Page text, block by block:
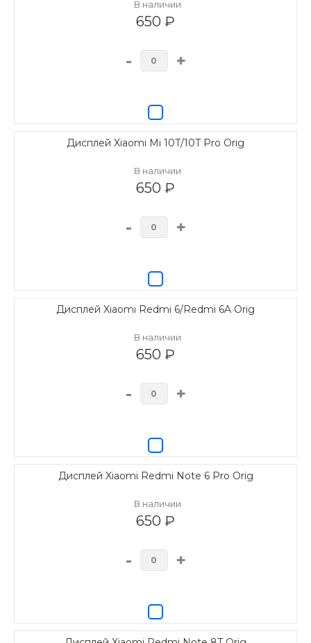
В наличии
650 ₽
- +
Дисплей Xiaomi Mi 10T/10T Pro Orig
В наличии
650 ₽
- +
Дисплей Xiaomi Redmi 6/Redmi 6A Orig
В наличии
650 ₽
- +
Дисплей Xiaomi Redmi Note 6 Pro Orig
В наличии
650 ₽
- +